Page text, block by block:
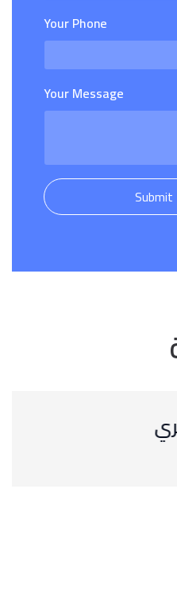
Your Phone
Your Message